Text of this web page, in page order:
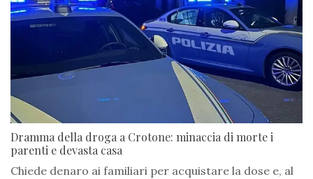
Dramma della droga a Crotone: minaccia di morte i
parenti e devasta casa
Chiede denaro ai familiari per acquistare la dose e, al